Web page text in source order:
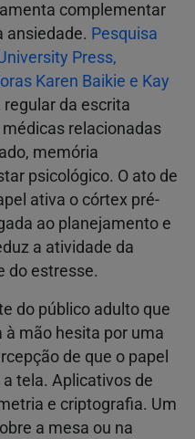
complementar
ansiedade. Pesquisa
Press,
Karen Baikie e Kay
da escrita
relacionadas
memória
psicológico. O ato de
ativa o córtex pré-
ao planejamento e
a atividade da
do estresse.
do público adulto que
mão hesita por uma
de que o papel
tela. Aplicativos de
e criptografia. Um
a mesa ou na